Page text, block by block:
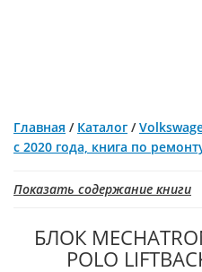
Главная / Каталог /
с 2020 года, книга по
Показать содержание книги
БЛОК
POLO